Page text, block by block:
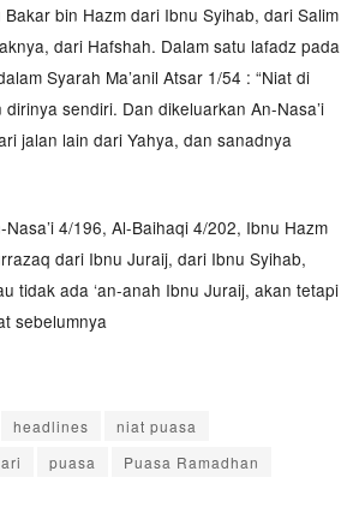
bin Hazm dari Ibnu Syihab, dari Salim
dari Hafshah. Dalam satu lafadz pada
Syarah Ma’anil Atsar 1/54 : “Niat di
dirinya sendiri. Dan dikeluarkan An-Nasa’i
jalan lain dari Yahya, dan sanadnya
4/196, Al-Baihaqi 4/202, Ibnu Hazm
dari Ibnu Juraij, dari Ibnu Syihab,
tidak ada ‘an-anah Ibnu Juraij, akan tetapi
sebelumnya
headlines
niat puasa
puasa
Puasa Ramadhan